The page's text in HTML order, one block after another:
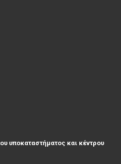
υποκαταστήματος και κέντρου